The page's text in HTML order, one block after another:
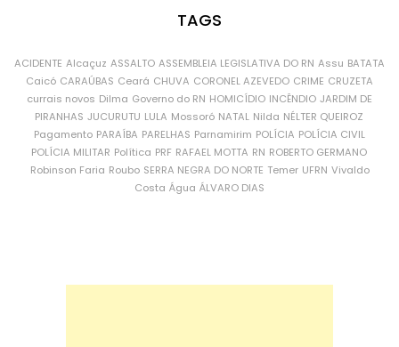
TAGS
ACIDENTE Alcaçuz ASSALTO ASSEMBLEIA LEGISLATIVA DO RN Assu BATATA
Caicó CARAÚBAS Ceará CHUVA CORONEL AZEVEDO CRIME CRUZETA
currais novos Dilma Governo do RN HOMICÍDIO INCÊNDIO JARDIM DE
PIRANHAS JUCURUTU LULA Mossoró NATAL Nilda NÉLTER QUEIROZ
Pagamento PARAÍBA PARELHAS Parnamirim POLÍCIA POLÍCIA CIVIL
POLÍCIA MILITAR Política PRF RAFAEL MOTTA RN ROBERTO GERMANO
Robinson Faria Roubo SERRA NEGRA DO NORTE Temer UFRN Vivaldo
Costa Água ÁLVARO DIAS